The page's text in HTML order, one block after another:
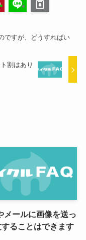
ですが、どうすればい
割はあり
メールに画像を送っ
ることはできます